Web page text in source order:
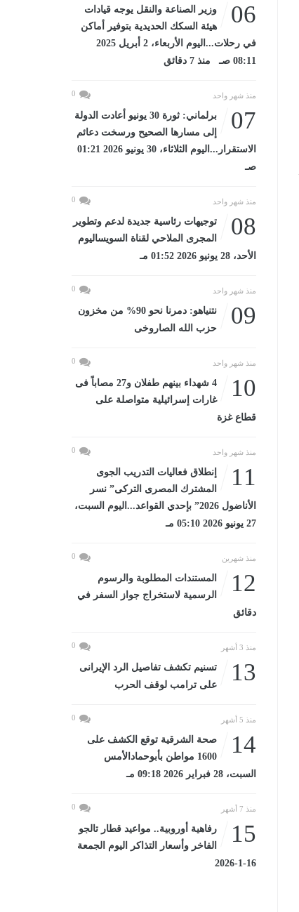
06
وزير الصناعة والنقل يوجه قيادات
هيئة السكك الحديدية بتوفير أماكن
في رحلات...اليوم الأربعاء، 2 أبريل 2025
08:11 صـ منذ 7 دقائق
منذ شهر واحد 0
07
برلماني: ثورة 30 يونيو أعادت الدولة
إلى مسارها الصحيح ورسخت دعائم
الاستقرار...اليوم الثلاثاء، 30 يونيو 2026 01:21
صـ
منذ شهر واحد 0
08
توجيهات رئاسية جديدة لدعم وتطوير
المجرى الملاحي لقناة السويساليوم
الأحد، 28 يونيو 2026 01:52 مـ
منذ شهر واحد 0
09
نتنياهو: دمرنا نحو 90% من مخزون
حزب الله الصاروخى
منذ شهر واحد 0
10
4 شهداء بينهم طفلان و27 مصاباً فى
غارات إسرائيلية متواصلة على
قطاع غزة
منذ شهر واحد 0
11
إنطلاق فعاليات التدريب الجوى
المشترك المصرى التركى” نسر
الأناضول 2026” بإحدي القواعد...اليوم السبت،
27 يونيو 2026 05:10 مـ
منذ شهرين 0
12
المستندات المطلوبة والرسوم
الرسمية لاستخراج جواز السفر في
دقائق
منذ 3 أشهر 0
13
تسنيم تكشف تفاصيل الرد الإيرانى
على ترامب لوقف الحرب
منذ 5 أشهر 0
14
صحة الشرقية توقع الكشف على
1600 مواطن بأبوحمادالأمس
السبت، 28 فبراير 2026 09:18 مـ
منذ 7 أشهر 0
15
رفاهية أوروبية.. مواعيد قطار تالجو
الفاخر وأسعار التذاكر اليوم الجمعة
16-1-2026